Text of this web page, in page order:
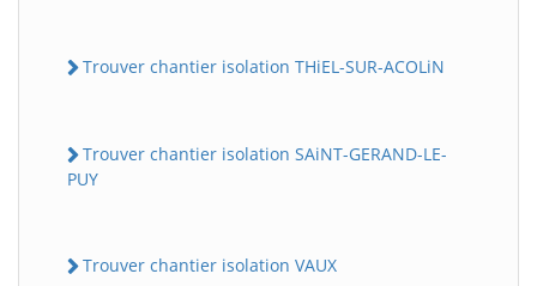
Trouver chantier isolation THiEL-SUR-ACOLiN
Trouver chantier isolation SAiNT-GERAND-LE-
PUY
Trouver chantier isolation VAUX